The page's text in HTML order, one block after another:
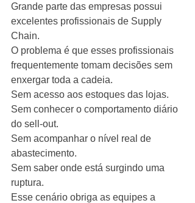
Grande parte das empresas possui
excelentes profissionais de Supply
Chain.
O problema é que esses profissionais
frequentemente tomam decisões sem
enxergar toda a cadeia.
Sem acesso aos estoques das lojas.
Sem conhecer o comportamento diário
do sell-out.
Sem acompanhar o nível real de
abastecimento.
Sem saber onde está surgindo uma
ruptura.
Esse cenário obriga as equipes a